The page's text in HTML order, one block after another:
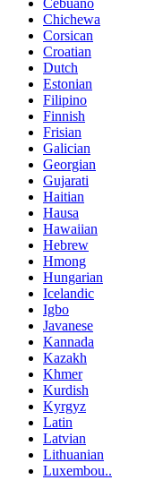
Cebuano
Chichewa
Corsican
Croatian
Dutch
Estonian
Filipino
Finnish
Frisian
Galician
Georgian
Gujarati
Haitian
Hausa
Hawaiian
Hebrew
Hmong
Hungarian
Icelandic
Igbo
Javanese
Kannada
Kazakh
Khmer
Kurdish
Kyrgyz
Latin
Latvian
Lithuanian
Luxembou..